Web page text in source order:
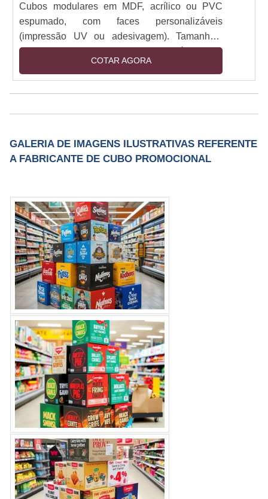
Cubos modulares em MDF, acrílico ou PVC
espumado, com faces personalizáveis
(impressão UV ou adesivagem). Tamanhos:
30x30cm a 1x1m. Estrutura montável com
encaixe ou imã, opcional com base em aço ou
rodízios. Iluminação LED integrada (12V).
Resistente a manuseio e luz direta. Aplicações
COTAR AGORA
GALERIA DE IMAGENS ILUSTRATIVAS REFERENTE
A FABRICANTE DE CUBO PROMOCIONAL